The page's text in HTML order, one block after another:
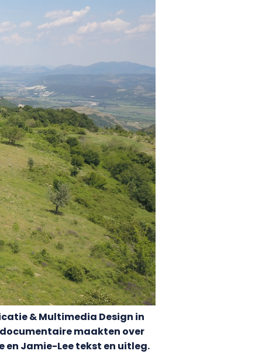
& Multimedia Design in
documentaire maakten over
en Jamie-Lee tekst en uitleg.